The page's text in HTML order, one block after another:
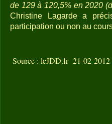
de 129 à 120,5% en 2020
Christine Lagarde a
participation ou non au
Source : leJDD.fr 21-02-2012